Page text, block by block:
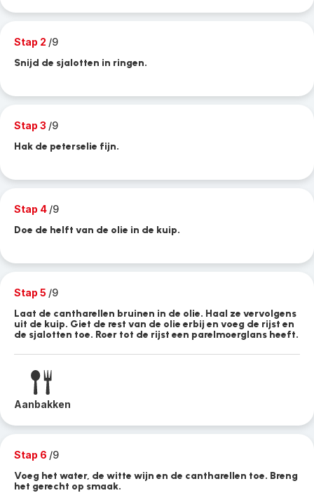
Stap 2 /9
Snijd de sjalotten in ringen.
Stap 3 /9
Hak de peterselie fijn.
Stap 4 /9
Doe de helft van de olie in de kuip.
Stap 5 /9
Laat de cantharellen bruinen in de olie. Haal ze vervolgens
uit de kuip. Giet de rest van de olie erbij en voeg de rijst en
de sjalotten toe. Roer tot de rijst een parelmoerglans heeft.
Aanbakken
Stap 6 /9
Voeg het water, de witte wijn en de cantharellen toe. Breng
het gerecht op smaak.